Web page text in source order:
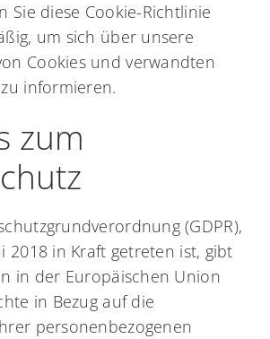
Sie diese Cookie-Richtlinie
um sich über unsere
Cookies und verwandten
informieren.
zum
(GDPR),
2018 in Kraft getreten ist, gibt
in der Europäischen Union
in Bezug auf die
personenbezogenen